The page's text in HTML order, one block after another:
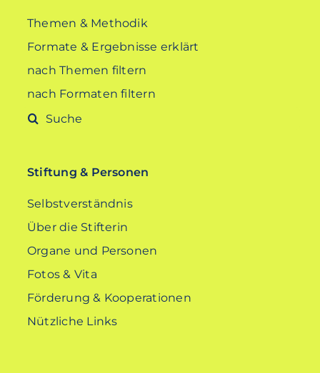
Themen & Methodik
Formate & Ergebnisse erklärt
nach Themen filtern
nach Formaten filtern
Suche
Stiftung & Personen
Selbstverständnis
Über die Stifterin
Organe und Personen
Fotos & Vita
Förderung & Kooperationen
Nützliche Links